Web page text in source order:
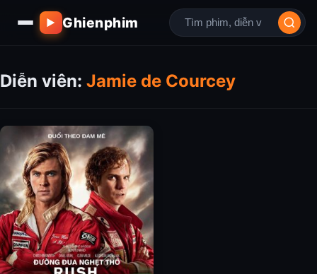
▶ Ghienphim
Diễn viên: Jamie de Courcey